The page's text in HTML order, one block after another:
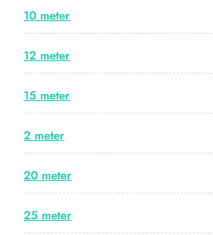
10 meter
12 meter
15 meter
2 meter
20 meter
25 meter